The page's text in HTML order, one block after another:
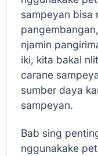
sampeyan bisa
njamin
iki, kita bakal
carane
sumber daya
sampeyan.
Bab sing
nggunakake